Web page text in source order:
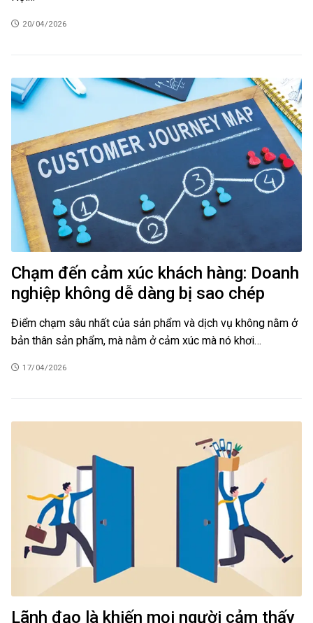
20/04/2026
Chạm đến cảm xúc khách hàng: Doanh
nghiệp không dễ dàng bị sao chép
Điểm chạm sâu nhất của sản phẩm và dịch vụ không nằm ở
bản thân sản phẩm, mà nằm ở cảm xúc mà nó khơi…
17/04/2026
Lãnh đạo là khiến mọi người cảm thấy